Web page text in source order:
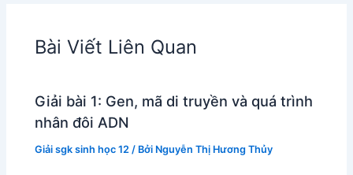
Bài Viết Liên Quan
Giải bài 1: Gen, mã di truyền và quá trình
nhân đôi ADN
Giải sgk sinh học 12 / Bởi Nguyễn Thị Hương Thủy